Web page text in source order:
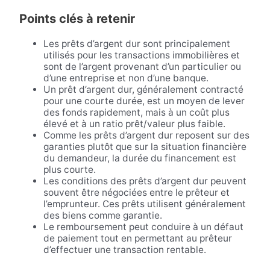
Points clés à retenir
Les prêts d’argent dur sont principalement
utilisés pour les transactions immobilières et
sont de l’argent provenant d’un particulier ou
d’une entreprise et non d’une banque.
Un prêt d’argent dur, généralement contracté
pour une courte durée, est un moyen de lever
des fonds rapidement, mais à un coût plus
élevé et à un ratio prêt/valeur plus faible.
Comme les prêts d’argent dur reposent sur des
garanties plutôt que sur la situation financière
du demandeur, la durée du financement est
plus courte.
Les conditions des prêts d’argent dur peuvent
souvent être négociées entre le prêteur et
l’emprunteur. Ces prêts utilisent généralement
des biens comme garantie.
Le remboursement peut conduire à un défaut
de paiement tout en permettant au prêteur
d’effectuer une transaction rentable.